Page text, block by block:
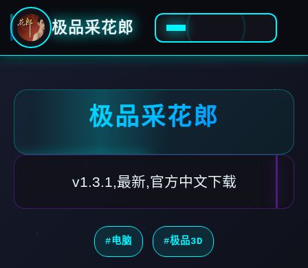
极品采花郎
极品采花郎
v1.3.1,最新,官方中文下载
#电脑 #极品3D